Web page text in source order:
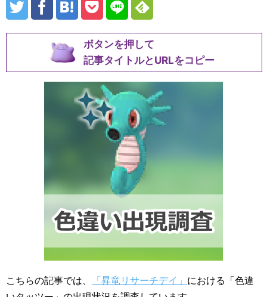
ボタンを押して
記事タイトルとURLをコピー
こちらの記事では、 「昇竜リサーチデイ」 における「色違